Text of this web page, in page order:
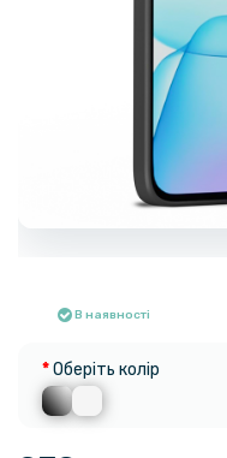
В наявності
Оберіть колір